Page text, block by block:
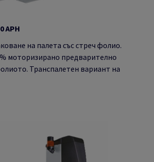
APH
на палета със стреч фолио.
моторизирано предварително
Транспалетен вариант на